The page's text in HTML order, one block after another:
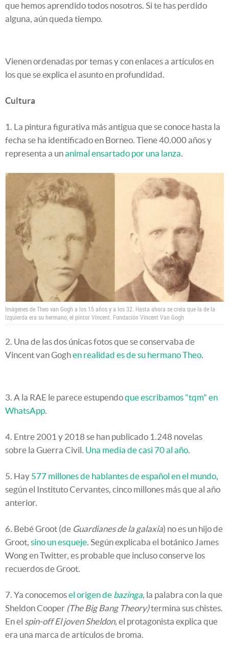
que hemos aprendido todos nosotros. Si te has perdido
alguna, aún queda tiempo.
Vienen ordenadas por temas y con enlaces a artículos en
los que se explica el asunto en profundidad.
Cultura
1. La pintura figurativa más antigua que se conoce hasta la
fecha se ha identificado en Borneo. Tiene 40.000 años y
representa a unanimal ensartado por una lanza.
Imágenes de Theo van Gogh a los 15 años y a los 32. Hasta ahora se creía que la de la
izquierda era su hermano, el pintor Vincent. Fundación Vincent Van Gogh
2. Una de las dos únicas fotos que se conservaba de
Vincent van Goghen realidad es de su hermano Theo
3. A la RAE le parece estupendoque escribamos "tqm" en
WhatsApp
4. Entre 2001 y 2018 se han publicado 1.248 novelas
sobre la Guerra Civil. Una media de casi 70 al año
5. Hay 577 millones de hablantes de español en el mundo
según el Instituto Cervantes, cinco millones más que al año
anterior.
6. Bebé Groot (de Guardianes de la galaxia) no es un hijo de
Groot, sino un esqueje . Según explicaba el botánico James
Wong en Twitter, es probable que incluso conserve los
recuerdos de Groot.
7. Ya conocemosel origen de bazinga la palabra con la que
Sheldon Cooper (The Big Bang Theory)termina sus chistes.
En el spin-off El joven Sheldon, el protagonista explica que
era una marca de artículos de broma.